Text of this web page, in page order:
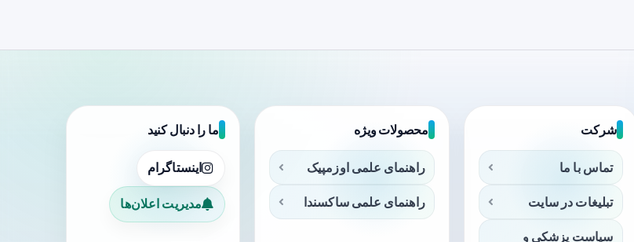
شرکت
تماس با ما
تبلیغات در سایت
سیاست پزشکی و
محصولات ویژه
راهنمای علمی اوزمپیک
راهنمای علمی ساکسندا
ما را دنبال کنید
اینستاگرام
مدیریت اعلان‌ها